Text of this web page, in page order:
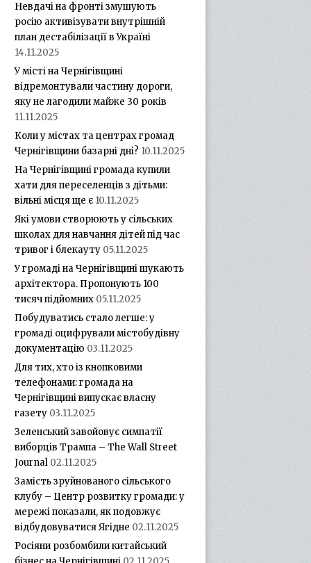
Невдачі на фронті змушують
росію активізувати внутрішній
план дестабілізації в Україні
14.11.2025
У місті на Чернігівщині
відремонтували частину дороги,
яку не лагодили майже 30 років
11.11.2025
Коли у містах та центрах громад
Чернігівщини базарні дні? 10.11.2025
На Чернігівщині громада купили
хати для переселенців з дітьми:
вільні місця ще є 10.11.2025
Які умови створюють у сільських
школах для навчання дітей під час
тривог і блекауту 05.11.2025
У громаді на Чернігівщині шукають
архітектора. Пропонують 100
тисяч підйомних 05.11.2025
Побудуватись стало легше: у
громаді оцифрували містобудівну
документацію 03.11.2025
Для тих, хто із кнопковими
телефонами: громада на
Чернігівщині випускає власну
газету 03.11.2025
Зеленський завойовує симпатії
виборців Трампа – The Wall Street
Journal 02.11.2025
Замість зруйнованого сільського
клубу – Центр розвитку громади: у
мережі показали, як подовжує
відбудовуватися Ягідне 02.11.2025
Росіяни розбомбили китайський